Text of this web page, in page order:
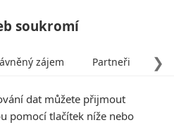
soukromí
❯
zájem Partneři
dat můžete přijmout
pomocí tlačítek níže nebo